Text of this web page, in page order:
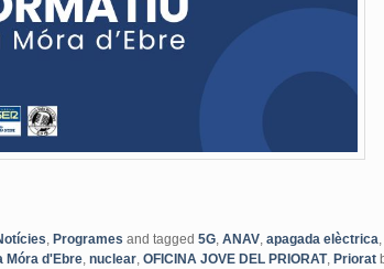
, Programes and tagged 5G, ANAV, apagada elèctrica,
Móra d'Ebre, nuclear, OFICINA JOVE DEL PRIORAT, Priorat